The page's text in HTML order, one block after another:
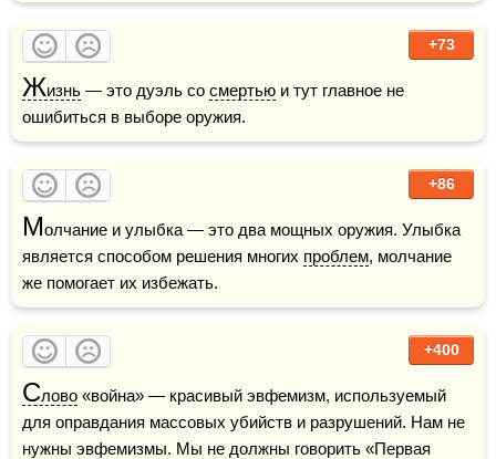
+73
Жизнь — это дуэль со смертью и тут главное не
ошибиться в выборе оружия.
+86
Молчание и улыбка — это два мощных оружия. Улыбка
является способом решения многих проблем, молчание
же помогает их избежать.
+400
Слово «война» — красивый эвфемизм, используемый
для оправдания массовых убийств и разрушений. Нам не
нужны эвфемизмы. Мы не должны говорить «Первая